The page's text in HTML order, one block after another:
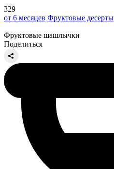
329
от 6 месяцев Фруктовые десерты
Фруктовые шашлычки
Поделиться